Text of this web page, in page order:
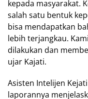
kepada masyarakat.
salah satu bentuk
bisa mendapatkan
lebih terjangkau.
dilakukan dan
ujar Kajati.
Asisten Intelijen
laporannya